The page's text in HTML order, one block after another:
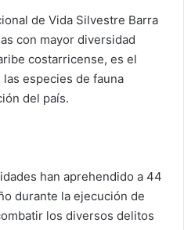
de Vida Silvestre Barra
con mayor diversidad
costarricense, es el
especies de fauna
del país.
han aprehendido a 44
durante la ejecución de
los diversos delitos